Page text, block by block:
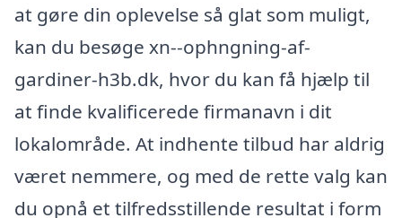
at gøre din oplevelse så glat som muligt,
kan du besøge xn--ophngning-af-
gardiner-h3b.dk, hvor du kan få hjælp til
at finde kvalificerede firmanavn i dit
lokalområde. At indhente tilbud har aldrig
været nemmere, og med de rette valg kan
du opnå et tilfredsstillende resultat i form